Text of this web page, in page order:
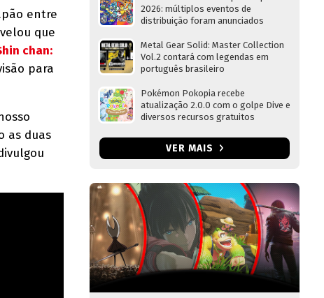
entre
que
chan:
para
as duas
2026: múltiplos eventos de
distribuição foram anunciados
Metal Gear Solid: Master Collection
Vol.2 contará com legendas em
português brasileiro
Pokémon Pokopia recebe
atualização 2.0.0 com o golpe Dive e
diversos recursos gratuitos
VER MAIS